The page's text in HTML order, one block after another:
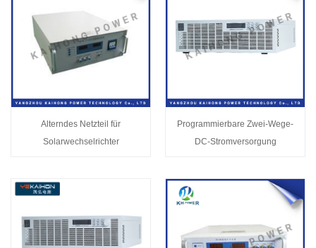
Alterndes Netzteil für
Solarwechselrichter
Programmierbare Zwei-Wege-
DC-Stromversorgung